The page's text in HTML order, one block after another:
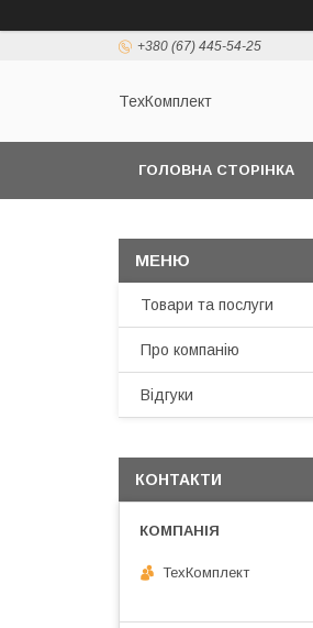
+380 (67) 445-54-25
ТехКомплект
ГОЛОВНА СТОРІНКА
Товари та послуги
Про компанію
Відгуки
КОНТАКТИ
ТехКомплект